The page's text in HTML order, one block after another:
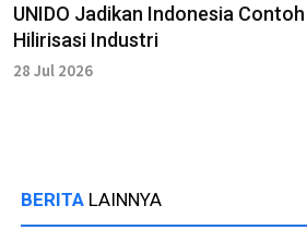
UNIDO Jadikan Indonesia
Hilirisasi Industri
28 Jul 2026
BERITA LAINNYA